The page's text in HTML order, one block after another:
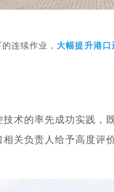
连续作业， 大幅提升港
术的率先成功实践
相关负责人给予高度评价